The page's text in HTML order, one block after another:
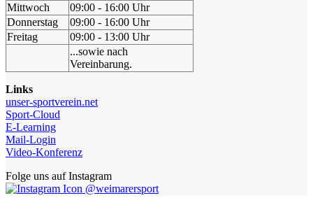
Mittwoch
09:00 - 16:00 Uhr
Donnerstag
09:00 - 16:00 Uhr
Freitag
09:00 - 13:00 Uhr
...sowie nach
Vereinbarung.
Links
unser-sportverein.net
Sport-Cloud
E-Learning
Mail-Login
Video-Konferenz
Folge uns auf Instagram
@weimarersport